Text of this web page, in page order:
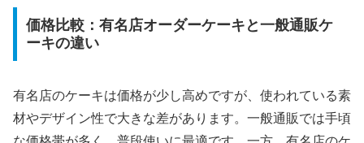
価格比較：有名店オーダーケーキと一般通販ケ
ーキの違い
有名店のケーキは価格が少し高めですが、使われている素
材やデザイン性で大きな差があります。一般通販では手頃